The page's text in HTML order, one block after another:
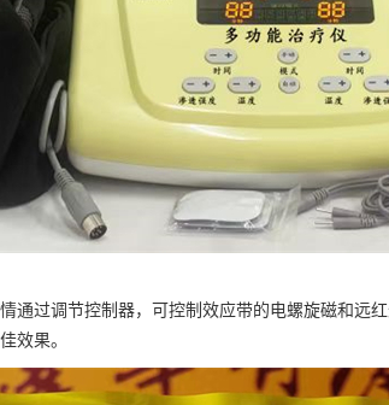
通过调节控制器，可控制效应带的电螺旋磁和远
效果。